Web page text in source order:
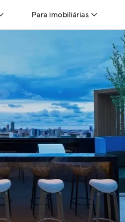
Para imobiliárias
Leads para
Hub de imobiliárias
Anunciar imóveis